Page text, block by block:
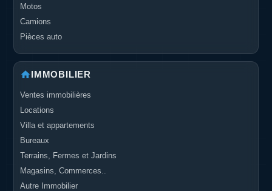
Motos
Camions
Pièces auto
IMMOBILIER
Ventes immobilières
Locations
Villa et appartements
Bureaux
Terrains, Fermes et Jardins
Magasins, Commerces..
Autre Immobilier